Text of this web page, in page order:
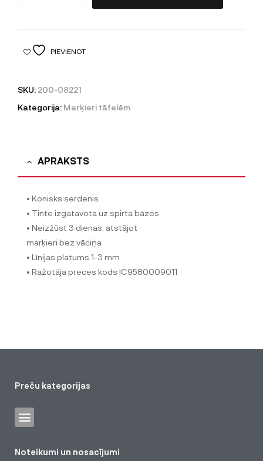
PIEVIENOT
SKU: 200-08221
Kategorija: Marķieri tāfelēm
APRAKSTS
• Konisks serdenis
• Tinte izgatavota uz spirta bāzes
• Neizžūst 3 dienas, atstājot
marķieri bez vāciņa
• Līnijas platums 1-3 mm
• Ražotāja preces kods IC9580009011
Preču kategorijas
Noteikumi un nosacījumi